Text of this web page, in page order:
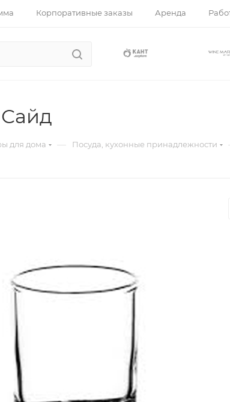
Корпоративные заказы Аренда
для дома — Посуда, кухонные принадлежности